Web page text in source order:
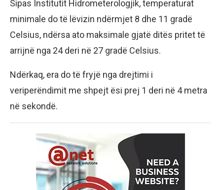
Sipas Institutit Hidrometerologjik, temperaturat
minimale do të lëvizin ndërmjet 8 dhe 11 gradë
Celsius, ndërsa ato maksimale gjatë ditës pritet të
arrijnë nga 24 deri në 27 gradë Celsius.
Ndërkaq, era do të fryjë nga drejtimi i
veriperëndimit me shpejt ësi prej 1 deri në 4 metra
në sekondë.